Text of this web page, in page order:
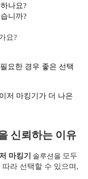
나요?
니까?
요?
요한 경우 좋은 선택
저 마킹기가 더 나은
신뢰하는 이유
마킹기 솔루션을 모두
라 선택할 수 있으며,